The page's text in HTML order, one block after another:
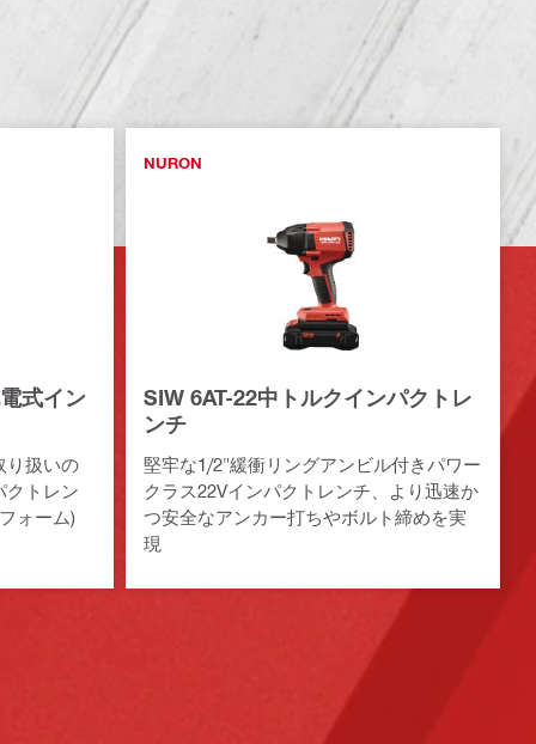
式イン
り扱いの
クトレン
ォーム)
NURON
SIW 6AT-22中トルクインパクトレ
ンチ
堅牢な1/2"緩衝リングアンビル付きパワー
クラス22Vインパクトレンチ、より迅速か
つ安全なアンカー打ちやボルト締めを実
現